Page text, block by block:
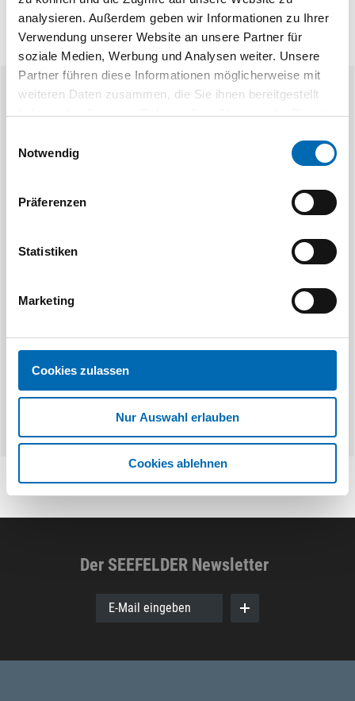
analysieren. Außerdem geben wir Informationen zu Ihrer
Verwendung unserer Website an unsere Partner für
soziale Medien, Werbung und Analysen weiter. Unsere
Partner führen diese Informationen möglicherweise mit
weiteren Daten zusammen, die Sie ihnen bereitgestellt
haben oder die sie im Rahmen Ihrer Nutzung der Dienste
Notwendig
Präferenzen
Statistiken
Marketing
Cookies zulassen
Nur Auswahl erlauben
Cookies ablehnen
Ähnliche Produkte
10
Der SEEFELDER Newsletter
E-Mail eingeben